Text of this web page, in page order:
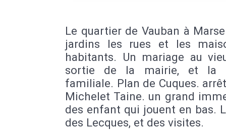
Le quartier de Vauban à
jardins les rues et les
habitants. Un mariage au
sortie de la mairie, et la
familiale. Plan de Cuques.
Michelet Taine. un grand
des enfant qui jouent en bas.
des Lecques, et des visites.